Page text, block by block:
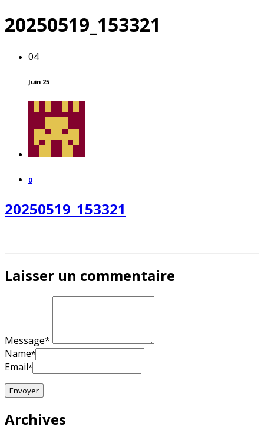
20250519_153321
04
Juin 25
0
20250519_153321
Laisser un commentaire
Message*
Name*
Email*
Archives